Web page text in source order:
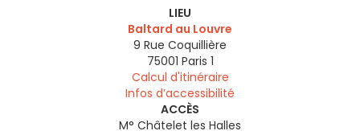
LIEU
Baltard au Louvre
9 Rue Coquillière
75001 Paris 1
Calcul d'itinéraire
Infos d’accessibilité
ACCÈS
M° Châtelet les Halles